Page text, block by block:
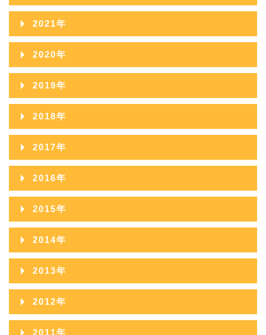
2024年10月
2024年09月
2024年08月
2024年07月
2024年06月
2024年05月
2024年03月
2024年02月
2024年01月
2023年11月
2023年10月
2023年09月
2023年08月
2023年07月
2023年06月
2023年05月
2023年03月
2023年02月
2023年01月
2022年12月
2022年11月
2022年10月
2022年09月
2022年08月
2022年07月
2022年06月
2022年05月
2022年03月
2022年02月
2022年01月
2021年
2021年12月
2021年11月
2021年10月
2021年09月
2021年08月
2021年07月
2021年06月
2021年05月
2021年03月
2021年02月
2021年01月
2020年
2020年12月
2020年11月
2020年10月
2020年09月
2020年08月
2020年07月
2020年06月
2020年05月
2020年03月
2020年02月
2019年
2019年12月
2019年11月
2019年10月
2019年09月
2019年08月
2019年07月
2019年06月
2019年05月
2018年
2018年12月
2018年11月
2018年10月
2018年09月
2018年08月
2018年07月
2018年06月
2018年05月
2017年
2017年12月
2017年11月
2017年10月
2017年09月
2017年08月
2017年07月
2017年06月
2016年
2016年12月
2016年11月
2016年10月
2016年09月
2016年08月
2016年07月
2015年
2015年12月
2015年11月
2015年10月
2015年09月
2014年
2014年12月
2014年11月
2014年10月
2013年
2013年12月
2013年11月
2012年
2012年12月
2011年